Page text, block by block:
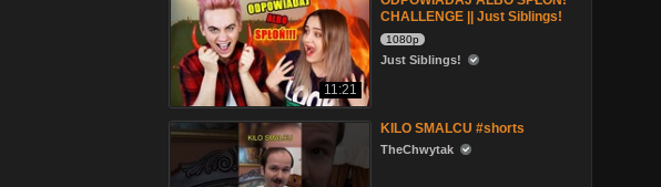
11:21
CHALLENGE || Just Siblings!
1080p
Just Siblings!
KILO SMALCU #shorts
TheChwytak